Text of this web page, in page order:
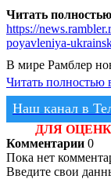
Читать
https://
poyavleniya-
В мире Рамблер
Читать полностью
Наш канал в
ДЛЯ
Комментарии 0
Пока нет
Введите свои